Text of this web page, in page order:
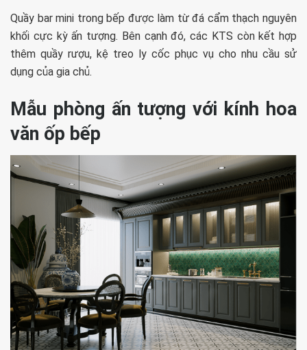
Quầy bar mini trong bếp được làm từ đá cẩm thạch nguyên
khối cực kỳ ấn tượng. Bên cạnh đó, các KTS còn kết hợp
thêm quầy rượu, kệ treo ly cốc phục vụ cho nhu cầu sử
dụng của gia chủ.
Mẫu phòng ấn tượng với kính hoa
văn ốp bếp